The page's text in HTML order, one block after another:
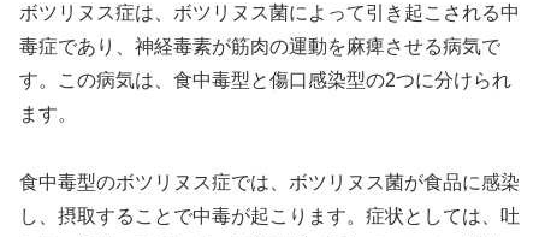
ボツリヌス症は、ボツリヌス菌によって引き起こされる中
毒症であり、神経毒素が筋肉の運動を麻痺させる病気で
す。この病気は、食中毒型と傷口感染型の2つに分けられ
ます。
食中毒型のボツリヌス症では、ボツリヌス菌が食品に感染
し、摂取することで中毒が起こります。症状としては、吐